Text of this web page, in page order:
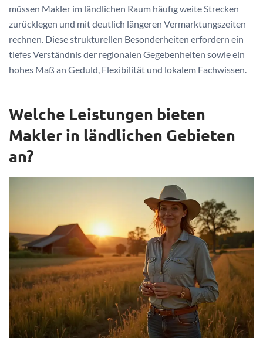
müssen Makler im ländlichen Raum häufig weite Strecken
zurücklegen und mit deutlich längeren Vermarktungszeiten
rechnen. Diese strukturellen Besonderheiten erfordern ein
tiefes Verständnis der regionalen Gegebenheiten sowie ein
hohes Maß an Geduld, Flexibilität und lokalem Fachwissen.
Welche Leistungen bieten
Makler in ländlichen Gebieten
an?